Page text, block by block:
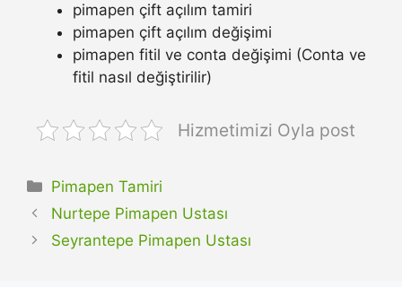
pimapen çift açılım tamiri
pimapen çift açılım değişimi
pimapen fitil ve conta değişimi (Conta ve
fitil nasıl değiştirilir)
Hizmetimizi Oyla post
Kategoriler
Pimapen Tamiri
Nurtepe Pimapen Ustası
Seyrantepe Pimapen Ustası